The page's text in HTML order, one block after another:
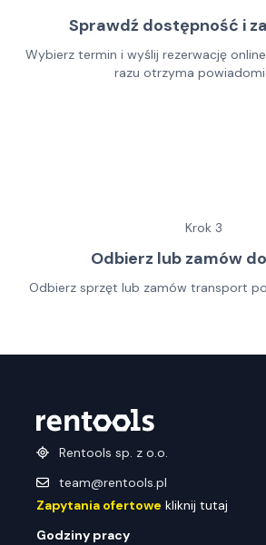
Sprawdź dostępność i
Wybierz termin i wyślij rezerwację
razu otrzyma
Krok 3
Odbierz lub zamów
Odbierz sprzęt lub zamów transport
Rentools sp. z o.o.
team@rentools.pl
Zapytania ofertowe kliknij tutaj
Godziny pracy